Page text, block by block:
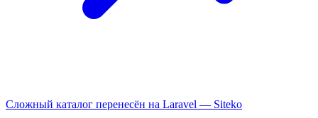
Сложный каталог перенесён на Laravel — Siteko